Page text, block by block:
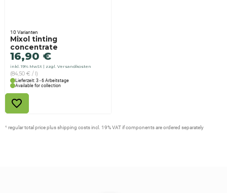
Mixol tinting
concentrate
16,90 €
inkl. 19% MwSt zzgl. Versandkosten
(84,50 € / l)
10 Varianten
Lieferzeit: 3 - 6 Arbeitstage
Available for collection
¹ regular total price plus shipping costs incl. 19% VAT if components are ordered separately